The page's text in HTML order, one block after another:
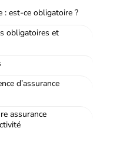
: est-ce obligatoire ?
obligatoires et
d’assurance
assurance